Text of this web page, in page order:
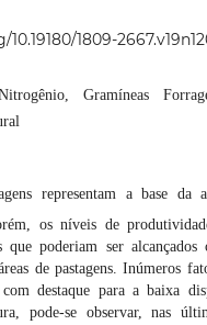
1809-
Gramíneas
representam a base da
os níveis de
que poderiam ser alcançados
de pastagens. Inúmeros
com destaque para a baixa
pode-se observar, nas